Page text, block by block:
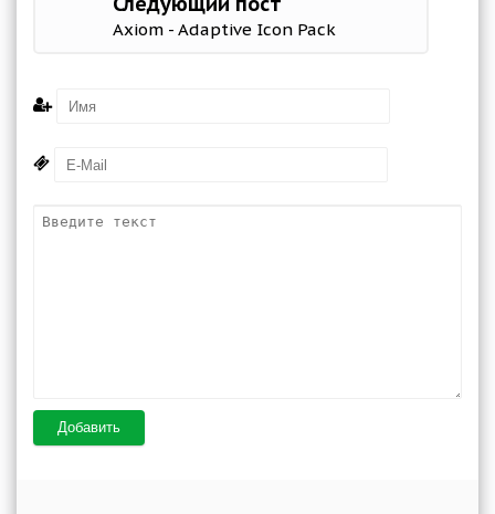
Axiom - Adaptive Icon Pack
Добавить